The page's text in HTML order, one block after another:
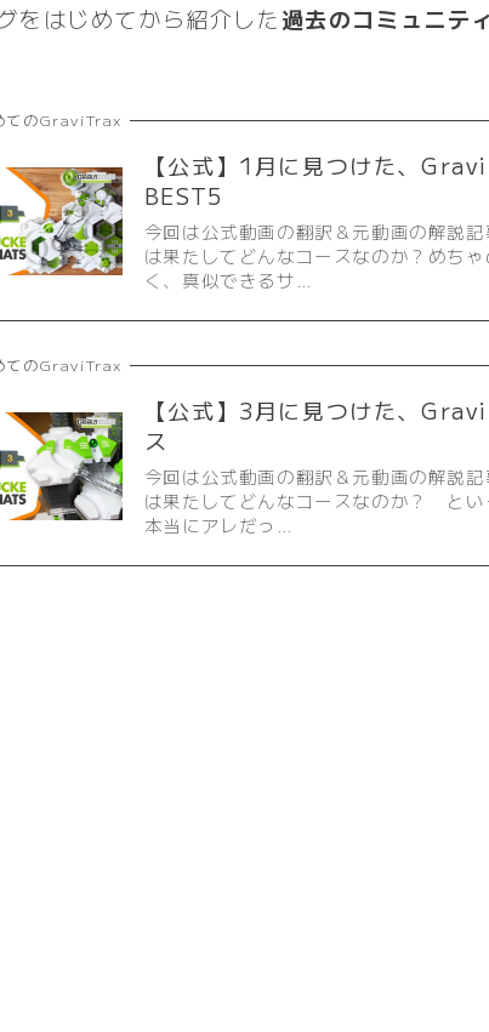
をはじめてから紹介した過去のコミュニテ
てのGraviTrax
【公式】1月に見つけた、
BEST5
今回は公式動画の翻訳＆元動画の解説
は果たしてどんなコースなのか？めち
く、真似できるサ…
てのGraviTrax
【公式】3月に見つけた、
ス
今回は公式動画の翻訳＆元動画の解説
は果たしてどんなコースなのか？ と
本当にアレだっ…